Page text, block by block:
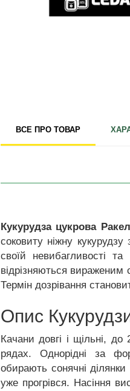
Садові фігури
ВСЕ ПРО ТОВАР
Кукурудза цукрова
соковиту ніжну
своїй невибагливості
відрізняються вираженим
Термін дозрівання
Опис
Качани довгі і щільні,
рядах. Однорідні за
обирають сонячні
уже прогрівся. Насіння